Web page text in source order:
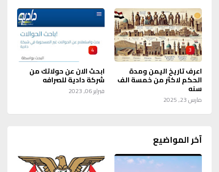
3
اعرف تاريخ اليمن ومدة
الحكم لاكثر من خمسة الف
سنه
مارس 23, 2025
4
ابحث الان عن حولاتك من
شركة دادية للصرافه
فبراير 06, 2023
آخر المواضيع